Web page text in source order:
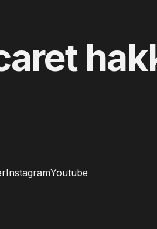
InstagramYoutube